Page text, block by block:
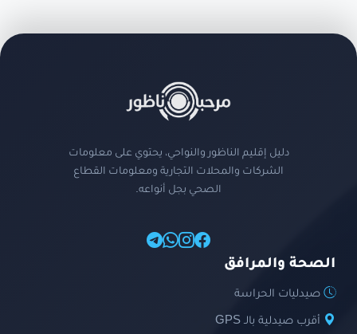
دليل إقليم الناظور والنواحي، يحتوي على معلومات
الشركات والمحلات التجارية ومعلومات القطاع
الصحي بجل أنواعه.
الصحة والمرافق
صيدليات الحراسة
أقرب صيدلية بالـ GPS